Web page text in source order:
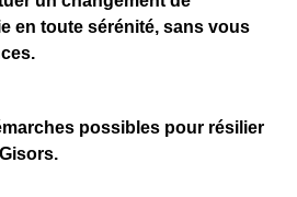
en toute sérénité, sans vous
possibles pour résilier